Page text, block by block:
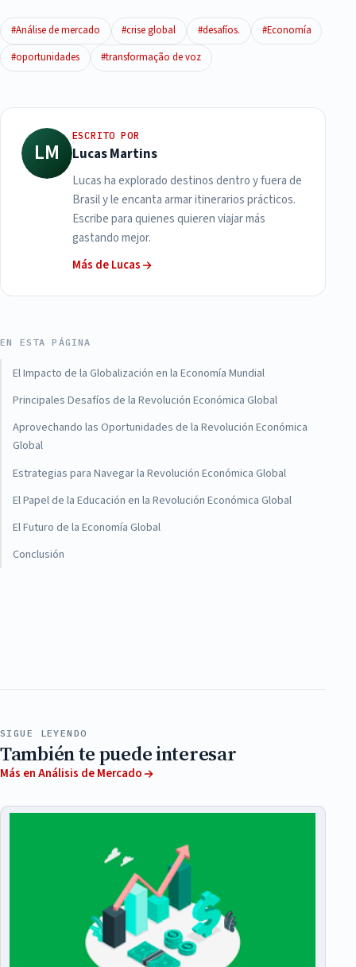
#Análise de mercado #crise global #desafíos.
#Economía
#oportunidades
#transformação de voz
LM
ESCRITO POR
Lucas Martins
Lucas ha explorado destinos dentro y fuera de
Brasil y le encanta armar itinerarios prácticos.
Escribe para quienes quieren viajar más
gastando mejor.
Más de Lucas
EN ESTA PÁGINA
El Impacto de la Globalización en la Economía Mundial
Principales Desafíos de la Revolución Económica Global
Aprovechando las Oportunidades de la Revolución Económica
Global
Estrategias para Navegar la Revolución Económica Global
El Papel de la Educación en la Revolución Económica Global
El Futuro de la Economía Global
Conclusión
SIGUE LEYENDO
También te puede interesar
Más en Análisis de Mercado